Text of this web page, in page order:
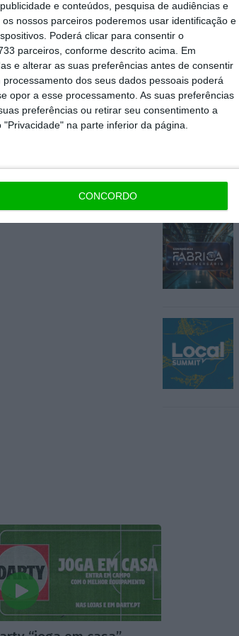
e conteúdos, pesquisa de audiências e
nossos parceiros poderemos usar identificação e
Poderá clicar para consentir o
parceiros, conforme descrito acima. Em
e alterar as suas preferências antes de consentir
dos seus dados pessoais poderá
opor a esse processamento. As suas preferências
preferências ou retirar seu consentimento a
na parte inferior da página.
CONCORDO
que
no
5